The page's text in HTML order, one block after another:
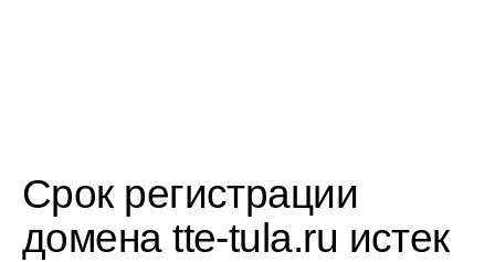
Срок регистрации
домена tte-tula.ru истек